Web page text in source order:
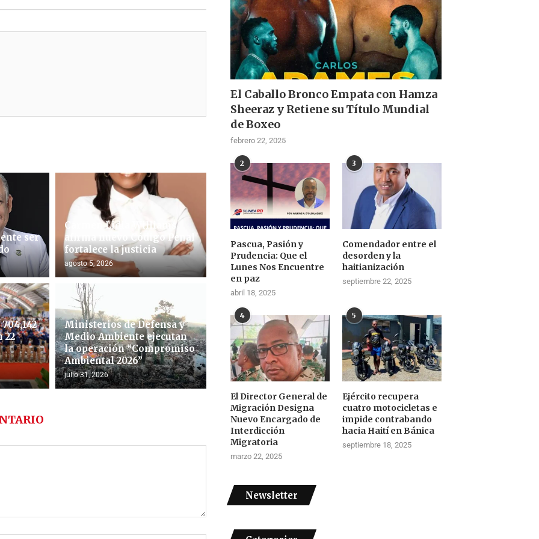
ser
Carmen Lidia Williams
afirma nuevo Código Penal
fortalece la justicia
agosto 5, 2026
22
Ministerios de Defensa y
Medio Ambiente ejecutan
la operación “Compromiso
Ambiental 2026”
julio 31, 2026
El Caballo Bronco Empata con Hamza
Sheeraz y Retiene su Título Mundial
de Boxeo
febrero 22, 2025
2
Pascua, Pasión y
Prudencia: Que el
Lunes Nos Encuentre
en paz
abril 18, 2025
3
Comendador entre el
desorden y la
haitianización
septiembre 22, 2025
4
El Director General de
Migración Designa
Nuevo Encargado de
Interdicción
Migratoria
marzo 22, 2025
5
Ejército recupera
cuatro motocicletas e
impide contrabando
hacia Haití en Bánica
septiembre 18, 2025
Newsletter